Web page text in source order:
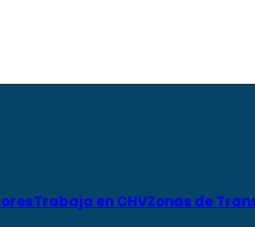
Trabaja en CHVZonas de